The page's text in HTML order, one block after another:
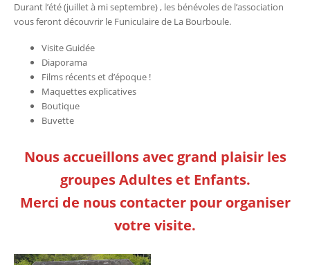
Durant l’été (juillet à mi septembre) , les bénévoles de l’association
vous feront découvrir le Funiculaire de La Bourboule.
Visite Guidée
Diaporama
Films récents et d’époque !
Maquettes explicatives
Boutique
Buvette
Nous accueillons avec grand plaisir les
groupes Adultes et Enfants.
Merci de nous contacter pour organiser
votre visite.